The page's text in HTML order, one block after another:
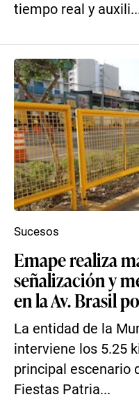
tiempo real y
Emape realiza
señalización y
en la Av. Brasil
La entidad de la
interviene los 5.25
principal escenario
Fiestas Patria...
Sucesos